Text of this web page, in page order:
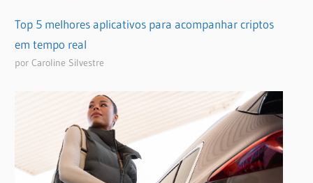
Top 5 melhores aplicativos para acompanhar criptos
em tempo real
por Caroline Silvestre